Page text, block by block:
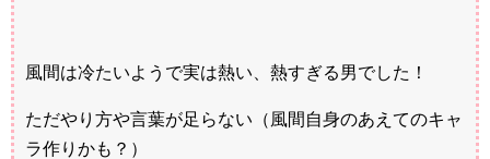
風間は冷たいようで実は熱い、熱すぎる男でした！
ただやり方や言葉が足らない（風間自身のあえてのキャ
ラ作りかも？）